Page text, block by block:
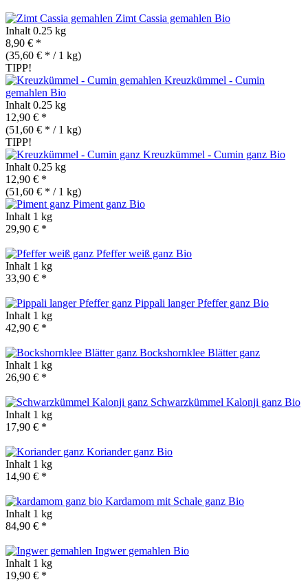
Zimt Cassia gemahlen Bio
Inhalt 0.25 kg
8,90 € *
(35,60 € * / 1 kg)
TIPP!
Kreuzkümmel - Cumin
gemahlen Bio
Inhalt 0.25 kg
12,90 € *
(51,60 € * / 1 kg)
TIPP!
Kreuzkümmel - Cumin ganz Bio
Inhalt 0.25 kg
12,90 € *
(51,60 € * / 1 kg)
Piment ganz Bio
Inhalt 1 kg
29,90 € *
Pfeffer weiß ganz Bio
Inhalt 1 kg
33,90 € *
Pippali langer Pfeffer ganz Bio
Inhalt 1 kg
42,90 € *
Bockshornklee Blätter ganz
Inhalt 1 kg
26,90 € *
Schwarzkümmel Kalonji ganz Bio
Inhalt 1 kg
17,90 € *
Koriander ganz Bio
Inhalt 1 kg
14,90 € *
Kardamom mit Schale ganz Bio
Inhalt 1 kg
84,90 € *
Ingwer gemahlen Bio
Inhalt 1 kg
19,90 € *